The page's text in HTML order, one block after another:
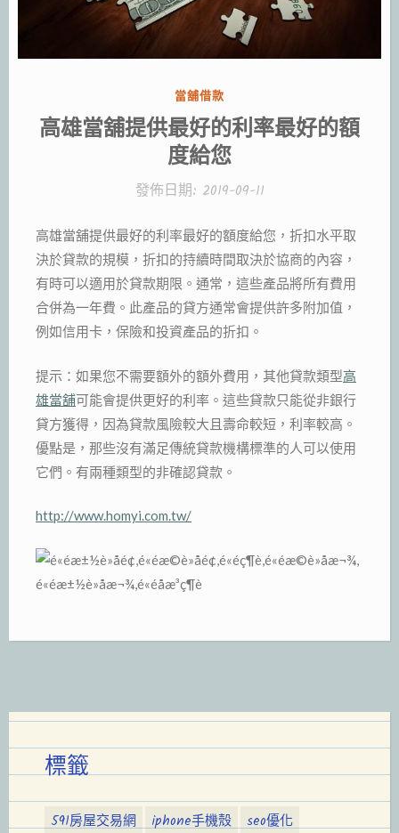
分
類:
當舖借款
高雄當舖提供最好的利率最好的額
度給您
發佈日期: 2019-09-11
高雄當舖提供最好的利率最好的額度給您，折扣水平取
決於貸款的規模，折扣的持續時間取決於協商的內容，
有時可以適用於貸款期限。通常，這些產品將所有費用
合併為一年費。此產品的貸方通常會提供許多附加值，
例如信用卡，保險和投資產品的折扣。
提示：如果您不需要額外的額外費用，其他貸款類型高
雄當舖可能會提供更好的利率。這些貸款只能從非銀行
貸方獲得，因為貸款風險較大且壽命較短，利率較高。
優點是，那些沒有滿足傳統貸款機構標準的人可以使用
它們。有兩種類型的非確認貸款。
http://www.homyi.com.tw/
標籤
591房屋交易網 iphone手機殼
seo優化